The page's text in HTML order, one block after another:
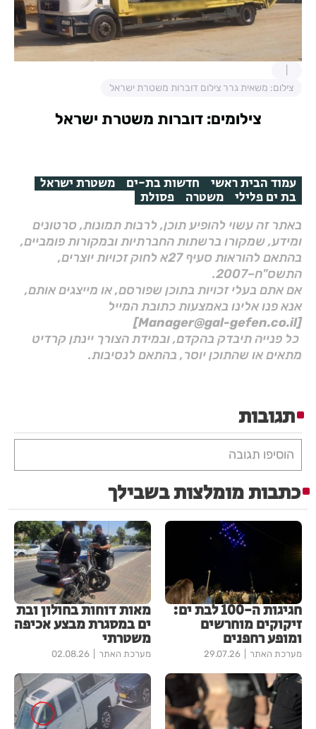
צילום: משאית גרר צילום דוברות משטרת ישראל
צילומים: דוברות משטרת ישראל
עמוד הבית ראשי חדשות בת-ים משטרת ישראל
בת ים פלילי משטרה פסולת
באתר זה עשוי להופיע תוכן, לרבות תמונות, סרטונים
ומידע, שמקורו ברשתות החברתיות ובמקורות פומביים,
בהתאם להוראות סעיף 27א לחוק זכויות יוצרים,
התשס"ח–2007.
אם אתם בעלי זכויות בתוכן שפורסם, או מייצגים אותם,
אנא פנו אלינו באמצעות כתובת המייל
[Manager@gal-gefen.co.il]
כל פנייה תיבדק בהקדם, ובמידת הצורך יינתן קרדיט
מתאים או שהתוכן יוסר, בהתאם לנסיבות.
תגובות
הוסיפו תגובה
כתבות מומלצות בשבילך
חגיגות ה-100 לבת ים:
זיקוקים מוחרשים
ומופע רחפנים
מערכת האתר 29.07.26
מאות דוחות בחולון ובת
ים במסגרת מבצע אכיפה
משטרתי
מערכת האתר 02.08.26